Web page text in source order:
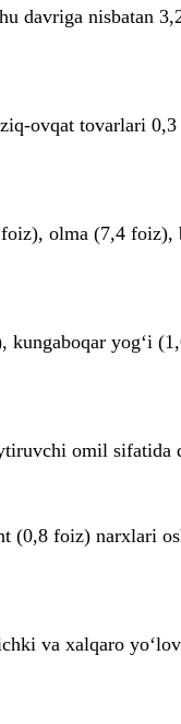
davriga nisbatan
ovqat tovarlari
olma (7,4
yog‘i
omil sifatida
foiz) narxlari
va xalqaro